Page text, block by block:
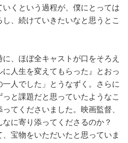
くという過程が、僕にとっては
、続けていきたいなと思うとこ
、ほぼ全キャストが口をそろえ
人生を変えてもらった』とおっ
一人でした」とうなずく。さらに
っと課題だと思っていたようなこ
てくださいました。映画監督、
に寄り添ってくださるのか？
宝物をいただいたと思っていま